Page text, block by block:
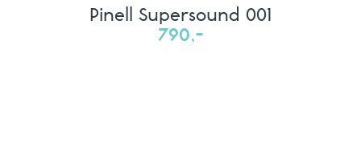
Pinell Supersound 001
790,-